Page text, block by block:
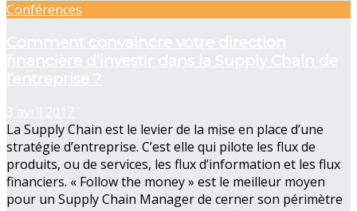
Conférences
La Supply Chain est le levier de la mise en place d’une
stratégie d’entreprise. C’est elle qui pilote les flux de
produits, ou de services, les flux d’information et les flux
financiers. « Follow the money » est le meilleur moyen
pour un Supply Chain Manager de cerner son périmètre